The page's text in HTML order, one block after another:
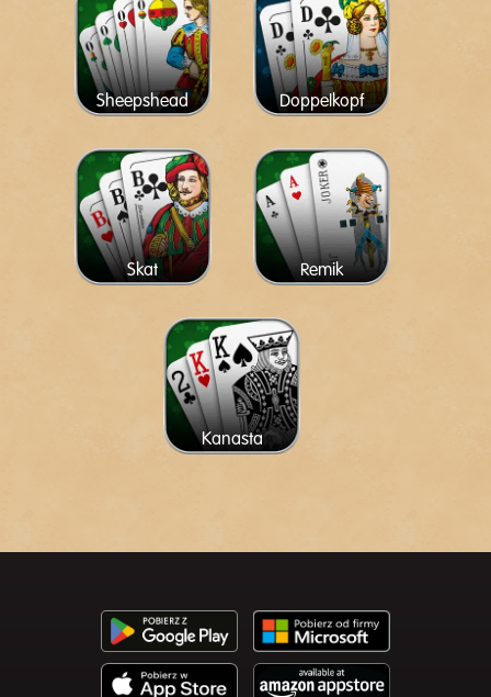
Sheepshead Doppelkopf
Skat Remik
Kanasta